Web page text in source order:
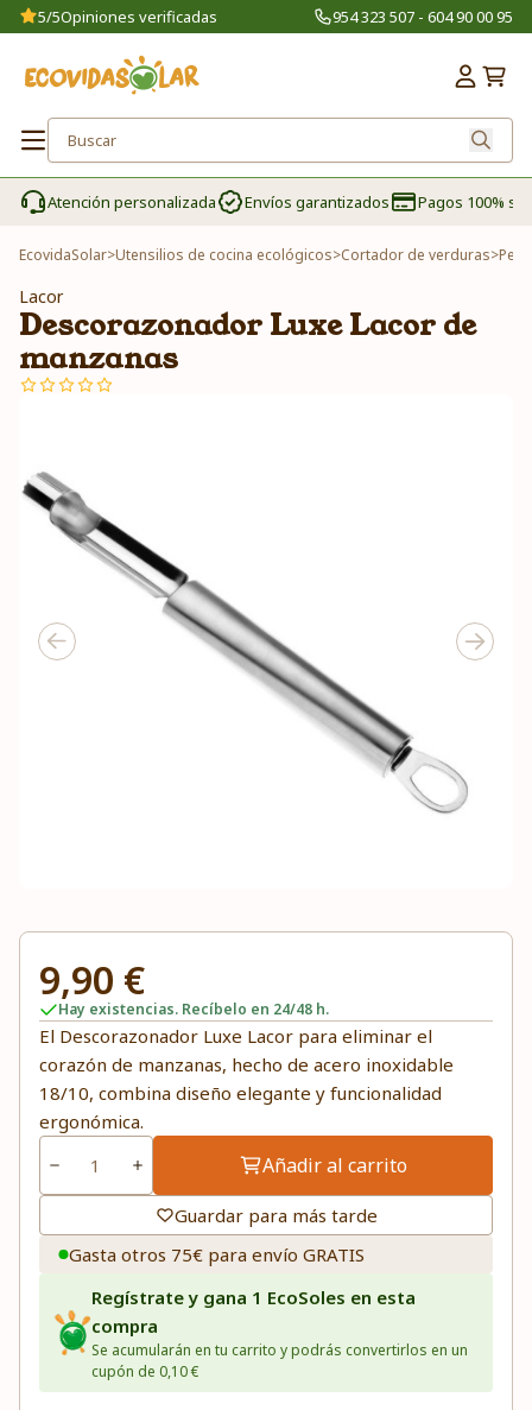
5/5Opiniones verificadas 954 323 507 - 604 90 00 95
Atención personalizada Envíos garantizados Pagos 100%
EcovidaSolar>Utensilios de cocina ecológicos>Cortador de verduras>
Lacor
Descorazonador Luxe Lacor de
manzanas
9,90 €
Hay existencias. Recíbelo en 24/48 h.
El Descorazonador Luxe Lacor para eliminar el
corazón de manzanas, hecho de acero inoxidable
18/10, combina diseño elegante y funcionalidad
ergonómica.
Añadir al carrito
Guardar para más tarde
Gasta otros 75€ para envío GRATIS
Regístrate y gana 1 EcoSoles en esta
compra
Se acumularán en tu carrito y podrás convertirlos en un
cupón de 0,10 €